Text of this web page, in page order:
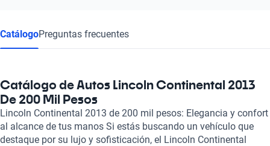
CatálogoPreguntas frecuentes
Catálogo de Autos Lincoln Continental 2013
De 200 Mil Pesos
Lincoln Continental 2013 de 200 mil pesos: Elegancia y confort
al alcance de tus manos Si estás buscando un vehículo que
destaque por su lujo y sofisticación, el Lincoln Continental